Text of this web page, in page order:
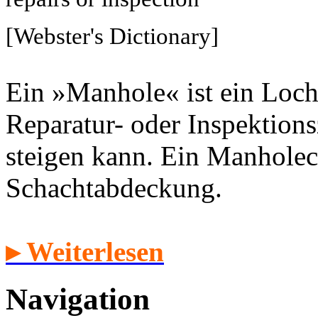
[Webster's Dictionary]
Ein »Manhole« ist ein
Reparatur- oder
steigen kann. Ein
Schachtabdeckung.
▸ Weiterlesen
Navigation